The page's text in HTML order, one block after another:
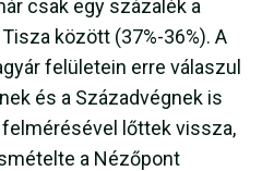
csak egy százalék a
között (37%-36%). A
felületein erre válaszul
és a Századvégnek is
felmérésével lőttek vissza,
a Nézőpont